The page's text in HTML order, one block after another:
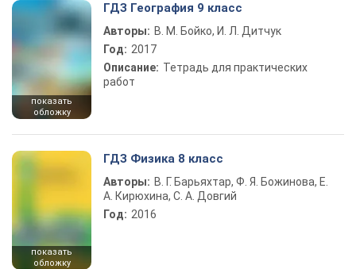
показать
обложку
ГДЗ География 9 класс
Авторы: В. М. Бойко, И. Л. Дитчук
Год: 2017
Описание: Тетрадь для практических
работ
показать
обложку
ГДЗ Физика 8 класс
Авторы: В. Г. Барьяхтар, Ф. Я. Божинова, Е.
А. Кирюхина, С. А. Довгий
Год: 2016